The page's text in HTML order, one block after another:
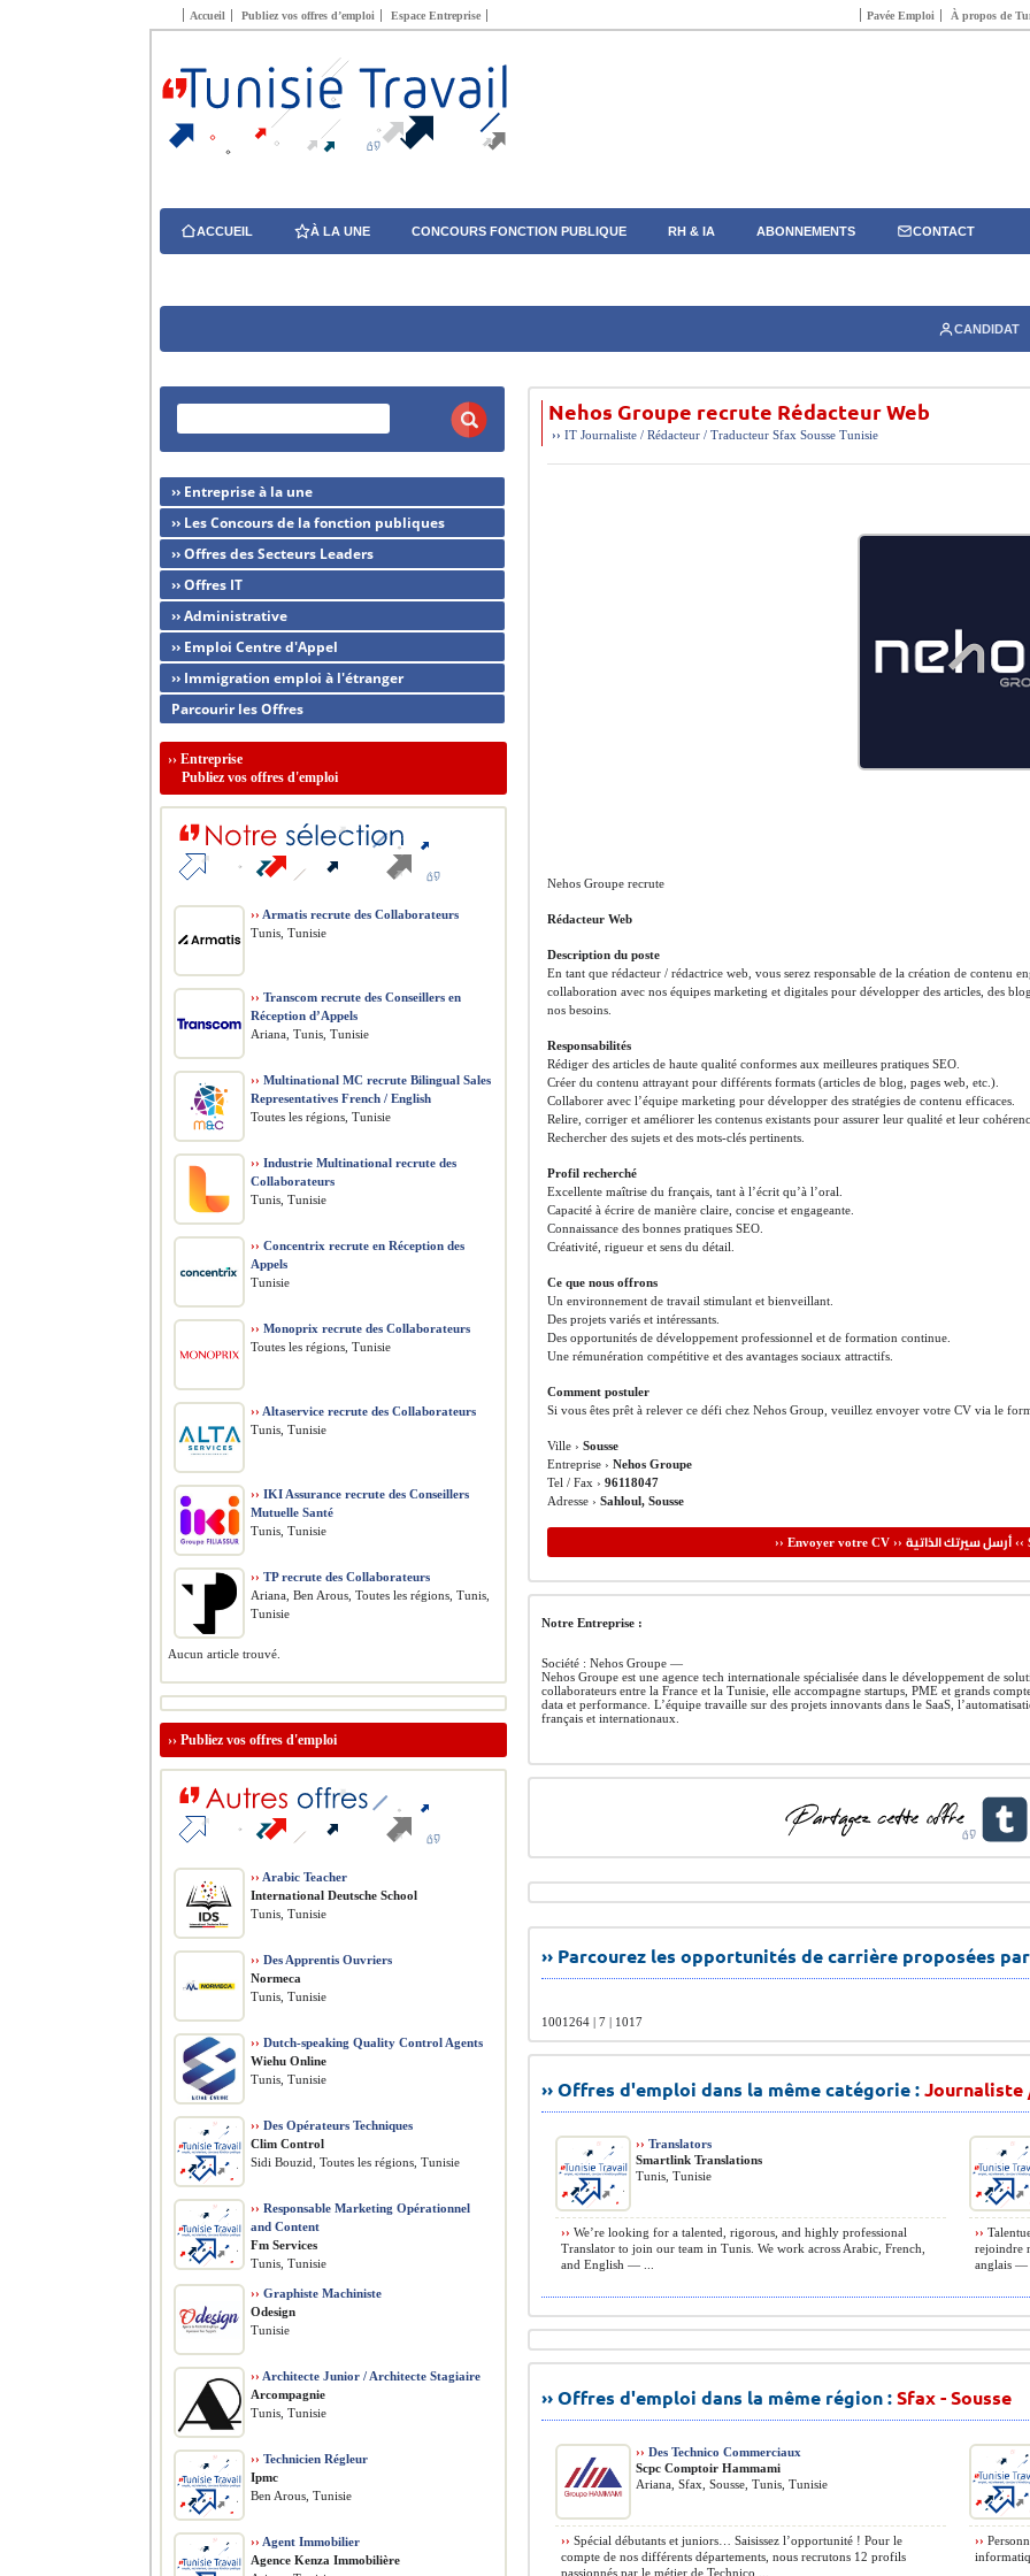
Accueil Publiez vos offres d’emploi Espace Entreprise Pavée Emploi À propos de
ACCUEIL À LA UNE CONCOURS FONCTION PUBLIQUE RH & IA ABONNEMENTS CONTACT
CANDIDAT
Nehos Groupe recrute Rédacteur Web
›› IT Journaliste / Rédacteur / Traducteur Sfax Sousse Tunisie
Nehos Groupe recrute
Rédacteur Web
Description du poste
En tant que rédacteur / rédactrice web, vous serez responsable de la création de contenu
collaboration avec nos équipes marketing et digitales pour développer des articles, des
nos besoins.
Responsabilités
Rédiger des articles de haute qualité conformes aux meilleures pratiques SEO.
Créer du contenu attrayant pour différents formats (articles de blog, pages web, etc.).
Collaborer avec l’équipe marketing pour développer des stratégies de contenu efficaces.
Relire, corriger et améliorer les contenus existants pour assurer leur qualité et leur
Rechercher des sujets et des mots-clés pertinents.
Profil recherché
Excellente maîtrise du français, tant à l’écrit qu’à l’oral.
Capacité à écrire de manière claire, concise et engageante.
Connaissance des bonnes pratiques SEO.
Créativité, rigueur et sens du détail.
Ce que nous offrons
Un environnement de travail stimulant et bienveillant.
Des projets variés et intéressants.
Des opportunités de développement professionnel et de formation continue.
Une rémunération compétitive et des avantages sociaux attractifs.
Comment postuler
Si vous êtes prêt à relever ce défi chez Nehos Group, veuillez envoyer votre CV via le
Ville › Sousse
Entreprise › Nehos Groupe
Tel / Fax › 96118047
Adresse › Sahloul, Sousse
›› Envoyer votre CV ›› أرسل سيرتك الذاتية‹‹
Notre Entreprise :
Société : Nehos Groupe —
Nehos Groupe est une agence tech internationale spécialisée dans le développement de
collaborateurs entre la France et la Tunisie, elle accompagne startups, PME et grands
data et performance. L’équipe travaille sur des projets innovants dans le SaaS,
français et internationaux.
›› Parcourez les opportunités de carrière proposées
1001264 | 7 | 1017
›› Offres d'emploi dans la même catégorie :Journaliste
›› Translators
Smartlink Translations
Tunis, Tunisie
›› We’re looking for a talented, rigorous, and highly professional
Translator to join our team in Tunis. We work across Arabic, French,
and English — ...
››
rejoindre
anglais —
›› Offres d'emploi dans la même région :Sfax - Sousse
›› Des Technico Commerciaux
Scpc Comptoir Hammami
Ariana, Sfax, Sousse, Tunis, Tunisie
›› Spécial débutants et juniors… Saisissez l’opportunité ! Pour le
compte de nos différents départements, nous recrutons 12 profils
passionnés par le métier de Technico ...
››
›› Entreprise à la une
›› Les Concours de la fonction publiques
›› Offres des Secteurs Leaders
›› Offres IT
›› Administrative
›› Emploi Centre d'Appel
›› Immigration emploi à l'étranger
Parcourir les Offres
›› Entreprise
Publiez vos offres d'emploi
›› Armatis recrute des Collaborateurs
Tunis, Tunisie
›› Transcom recrute des Conseillers en
Réception d’Appels
Ariana, Tunis, Tunisie
›› Multinational MC recrute Bilingual Sales
Representatives French / English
Toutes les régions, Tunisie
›› Industrie Multinational recrute des
Collaborateurs
Tunis, Tunisie
›› Concentrix recrute en Réception des
Appels
Tunisie
›› Monoprix recrute des Collaborateurs
Toutes les régions, Tunisie
›› Altaservice recrute des Collaborateurs
Tunis, Tunisie
›› IKI Assurance recrute des Conseillers
Mutuelle Santé
Tunis, Tunisie
›› TP recrute des Collaborateurs
Ariana, Ben Arous, Toutes les régions, Tunis,
Tunisie
Aucun article trouvé.
›› Publiez vos offres d'emploi
›› Arabic Teacher
International Deutsche School
Tunis, Tunisie
›› Des Apprentis Ouvriers
Normeca
Tunis, Tunisie
›› Dutch-speaking Quality Control Agents
Wiehu Online
Tunis, Tunisie
›› Des Opérateurs Techniques
Clim Control
Sidi Bouzid, Toutes les régions, Tunisie
›› Responsable Marketing Opérationnel
and Content
Fm Services
Tunis, Tunisie
›› Graphiste Machiniste
Odesign
Tunisie
›› Architecte Junior / Architecte Stagiaire
Arcompagnie
Tunis, Tunisie
›› Technicien Régleur
Ipmc
Ben Arous, Tunisie
›› Agent Immobilier
Agence Kenza Immobilière